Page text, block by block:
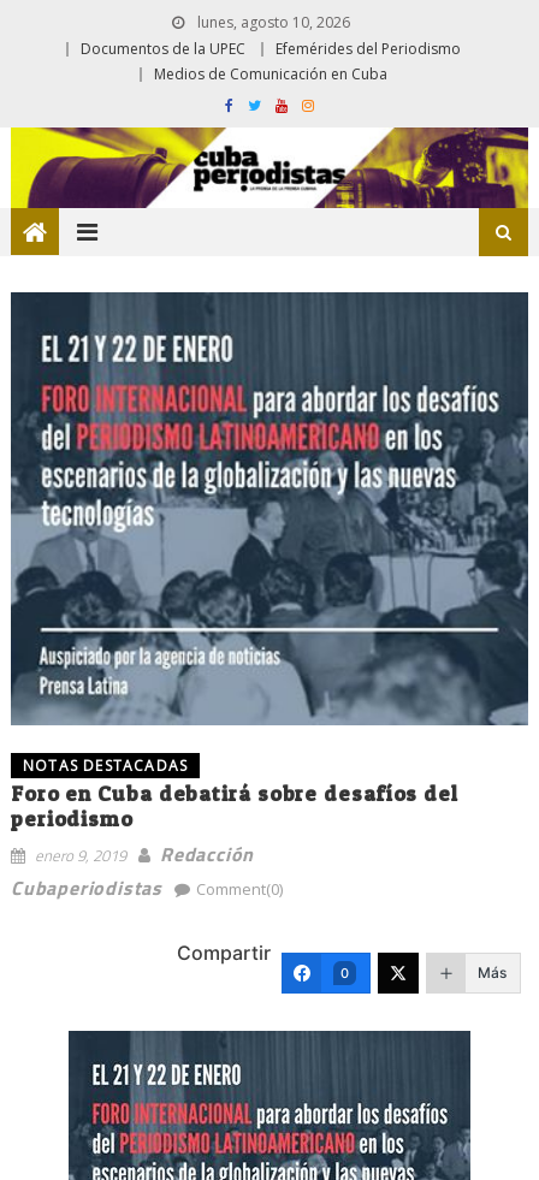
lunes, agosto 10, 2026
Documentos de la UPEC
Efemérides del Periodismo
Medios de Comunicación en Cuba
NOTAS DESTACADAS
Foro en Cuba debatirá sobre desafíos del
periodismo
enero 9, 2019
Redacción
Cubaperiodistas
Comment(0)
Compartir
0 Más